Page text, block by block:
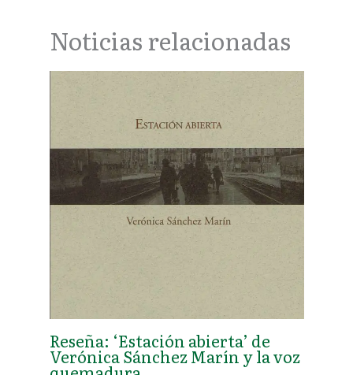
Noticias relacionadas
Reseña: ‘Estación abierta’ de
Verónica Sánchez Marín y la voz